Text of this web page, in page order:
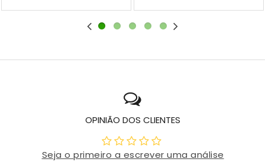
OPINIÃO DOS CLIENTES
Seja o primeiro a escrever uma análise